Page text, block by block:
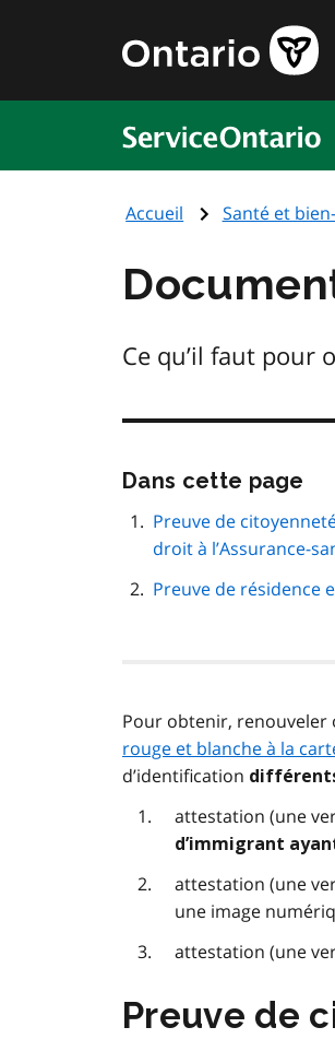
principal
Page
d'accueil
gouvernement
de
l'Ontario
ServiceOntario
Accueil Santé et
Ce qu’il faut pour
Dans cette page
Preuve de
droit à l’Assurance-
Preuve de résidence
Pour obtenir,
rouge et blanche à la
d’identification
attestation (une
d’immigrant
attestation (une
une image
attestation (une
Preuve de